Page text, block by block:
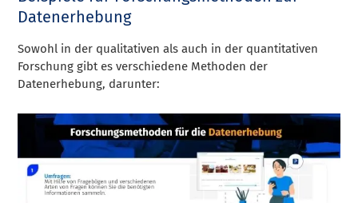
Datenerhebung
Sowohl in der qualitativen als auch in der quantitativen
Forschung gibt es verschiedene Methoden der
Datenerhebung, darunter: